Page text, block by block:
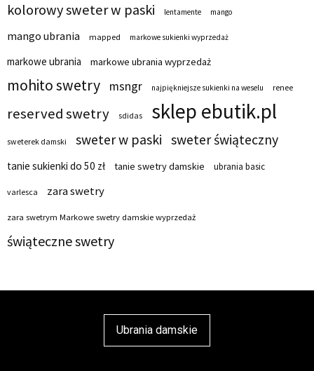
kolorowy sweter w paski lentamente mango
mango ubrania mapped markowe sukienki wyprzedaż
markowe ubrania markowe ubrania wyprzedaż
mohito swetry msngr najpiękniejsze sukienki na weselu renee
reserved swetry sdidas sklep ebutik.pl
sweterek damski sweter w paski sweter świąteczny
tanie sukienki do 50 zł tanie swetry damskie ubrania basic
varlesca zara swetry
zara swetrym Markowe swetry damskie wyprzedaż
świąteczne swetry
Ubrania damskie